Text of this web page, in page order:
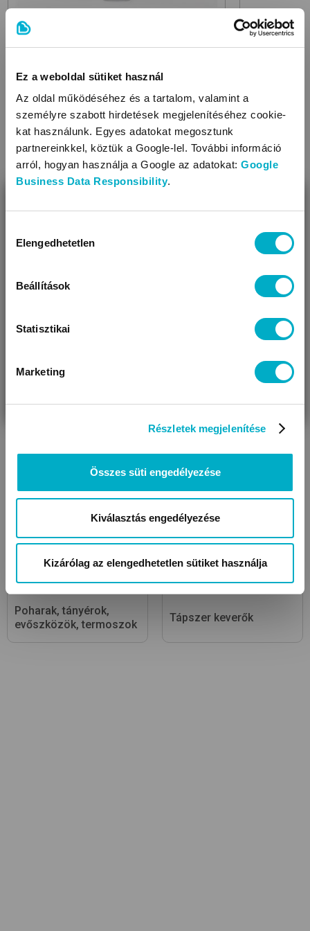
Ez a weboldal sütiket használ
Az oldal működéséhez és a tartalom, valamint a
személyre szabott hirdetések megjelenítéséhez cookie-
kat használunk. Egyes adatokat megosztunk
partnereinkkel, köztük a Google-lel. További információ
arról, hogyan használja a Google az adatokat: Google
Business Data Responsibility.
kiválasztása
Elengedhetetlen
Beállítások
Statisztikai
Marketing
Részletek megjelenítése
Összes süti engedélyezése
Kiválasztás engedélyezése
Kizárólag az elengedhetetlen sütiket használja
Anyaga: BPA mentes, műanyag, üveg, rozsdamentes acél
BPA mentes
Babybols 250ml 6 db étel és italtároló
4 690 Ft
781,67 Ft/db
8 990
2 247,50 Ft/db
Előkék
Poharak, tányérok,
evőszközök, termoszok
Tápszer keverők
Úgy látjuk, most jársz nálunk először!
VÁRANDÓS
AJÁNDÉKOT